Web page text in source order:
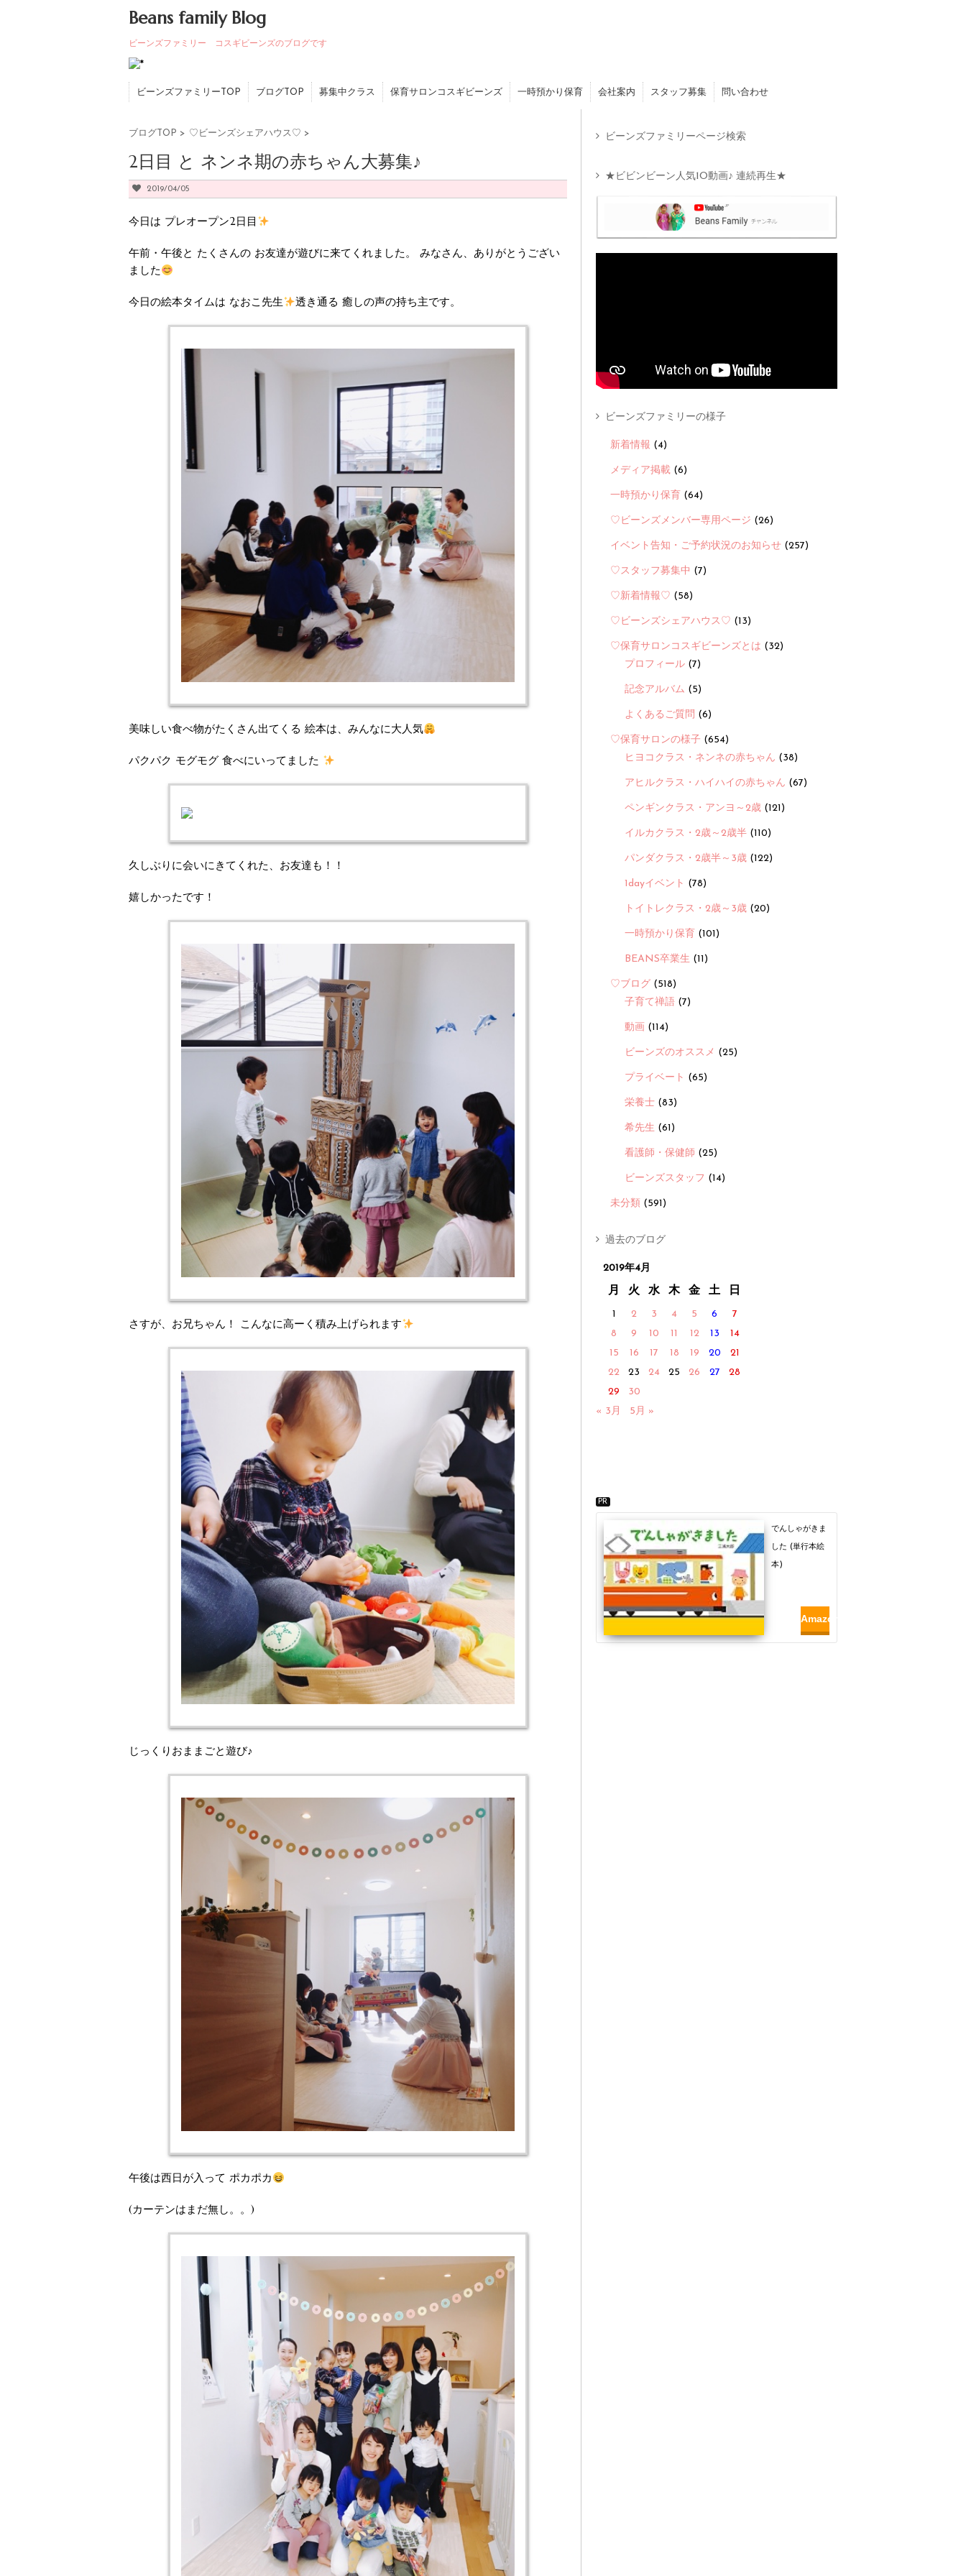
Beans family Blog
ビーンズファミリー コスギビーンズのブログです
ビーンズファミリーTOP ブログTOP 募集中クラス 保育サロンコスギビーンズ 一時預かり保育 会社案内 スタッフ募集 問い合わせ
ブログTOP > ♡ビーンズシェアハウス♡ >
2日目 と ネンネ期の赤ちゃん大募集♪
2019/04/05
今日は プレオープン2日目
午前・午後と たくさんの お友達が遊びに来てくれました。 みなさん、ありがとうござい
ました
今日の絵本タイムは なおこ先生 透き通る 癒しの声の持ち主です。
美味しい食べ物がたくさん出てくる 絵本は、みんなに大人気
パクパク モグモグ 食べにいってました
久しぶりに会いにきてくれた、お友達も！！
嬉しかったです！
さすが、お兄ちゃん！ こんなに高ーく積み上げられます
じっくりおままごと遊び♪
午後は西日が入って ポカポカ
(カーテンはまだ無し。。)
ビーンズファミリーページ検索
★ビビンビーン人気10動画♪ 連続再生★
ビーンズファミリーの様子
新着情報 (4)
メディア掲載 (6)
一時預かり保育 (64)
♡ビーンズメンバー専用ページ (26)
イベント告知・ご予約状況のお知らせ (257)
♡スタッフ募集中 (7)
♡新着情報♡ (58)
♡ビーンズシェアハウス♡ (13)
♡保育サロンコスギビーンズとは (32)
プロフィール (7)
記念アルバム (5)
よくあるご質問 (6)
♡保育サロンの様子 (654)
ヒヨコクラス・ネンネの赤ちゃん (38)
アヒルクラス・ハイハイの赤ちゃん (67)
ペンギンクラス・アンヨ～2歳 (121)
イルカクラス・2歳～2歳半 (110)
パンダクラス・2歳半～3歳 (122)
1dayイベント (78)
トイトレクラス・2歳～3歳 (20)
一時預かり保育 (101)
BEANS卒業生 (11)
♡ブログ (518)
子育て禅語 (7)
動画 (114)
ビーンズのオススメ (25)
プライベート (65)
栄養士 (83)
希先生 (61)
看護師・保健師 (25)
ビーンズスタッフ (14)
未分類 (591)
過去のブログ
2019年4月
月 火 水 木 金 土 日
1 2 3 4 5 6
7
8
9 10 11 12 13
14
15
16 17 18 19 20
21
22
23 24 25 26 27
28
29
30
« 3月
5月 »
PR
でんしゃがきま
した (単行本絵
本)
Amazon